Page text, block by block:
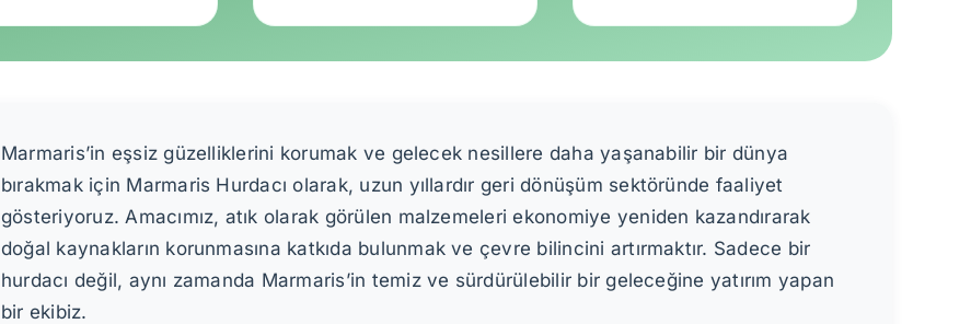
Marmaris’in eşsiz güzelliklerini korumak ve gelecek nesillere daha yaşanabilir bir dünya
bırakmak için Marmaris Hurdacı olarak, uzun yıllardır geri dönüşüm sektöründe faaliyet
gösteriyoruz. Amacımız, atık olarak görülen malzemeleri ekonomiye yeniden kazandırarak
doğal kaynakların korunmasına katkıda bulunmak ve çevre bilincini artırmaktır. Sadece bir
hurdacı değil, aynı zamanda Marmaris’in temiz ve sürdürülebilir bir geleceğine yatırım yapan
bir ekibiz.